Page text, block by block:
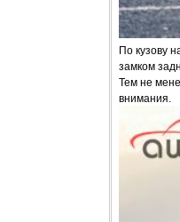
По кузову
замком
Тем не
внимания.